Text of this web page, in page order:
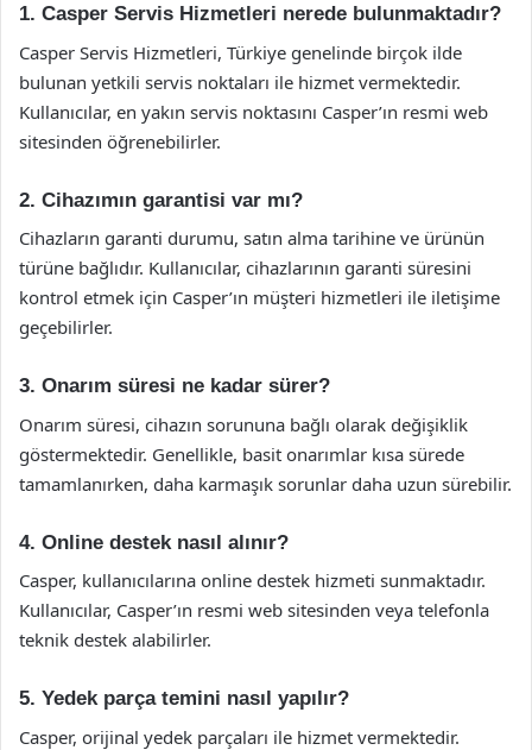
1. Casper Servis Hizmetleri nerede bulunmaktadır?
Casper Servis Hizmetleri, Türkiye genelinde birçok ilde
bulunan yetkili servis noktaları ile hizmet vermektedir.
Kullanıcılar, en yakın servis noktasını Casper’ın resmi web
sitesinden öğrenebilirler.
2. Cihazımın garantisi var mı?
Cihazların garanti durumu, satın alma tarihine ve ürünün
türüne bağlıdır. Kullanıcılar, cihazlarının garanti süresini
kontrol etmek için Casper’ın müşteri hizmetleri ile iletişime
geçebilirler.
3. Onarım süresi ne kadar sürer?
Onarım süresi, cihazın sorununa bağlı olarak değişiklik
göstermektedir. Genellikle, basit onarımlar kısa sürede
tamamlanırken, daha karmaşık sorunlar daha uzun sürebilir.
4. Online destek nasıl alınır?
Casper, kullanıcılarına online destek hizmeti sunmaktadır.
Kullanıcılar, Casper’ın resmi web sitesinden veya telefonla
teknik destek alabilirler.
5. Yedek parça temini nasıl yapılır?
Casper, orijinal yedek parçaları ile hizmet vermektedir.